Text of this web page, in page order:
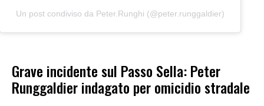
Un post condiviso da Peter.Runghi (@peter.runggaldier)
Grave incidente sul Passo Sella: Peter
Runggaldier indagato per omicidio stradale